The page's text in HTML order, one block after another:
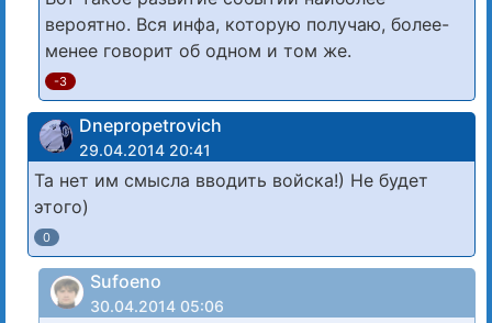
вероятно. Вся инфа, которую получаю, более-
менее говорит об одном и том же.
-3
Dnepropetrovich
29.04.2014 20:41
Та нет им смысла вводить войска!) Не будет
этого)
0
Sufoeno
30.04.2014 05:06